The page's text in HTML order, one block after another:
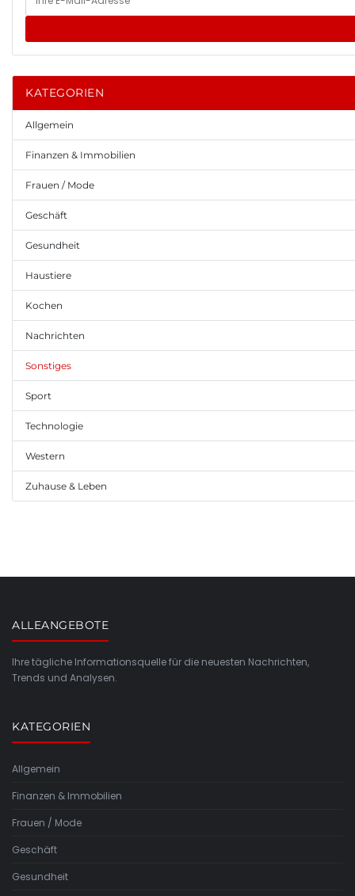
KATEGORIEN
Allgemein
Finanzen & Immobilien
Frauen / Mode
Geschäft
Gesundheit
Haustiere
Kochen
Nachrichten
Sonstiges
Sport
Technologie
Western
Zuhause & Leben
ALLEANGEBOTE
Ihre tägliche Informationsquelle für die neuesten Nachrichten,
Trends und Analysen.
KATEGORIEN
Allgemein
Finanzen & Immobilien
Frauen / Mode
Geschäft
Gesundheit